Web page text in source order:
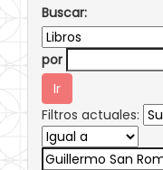
Buscar:
por
Filtros actuales: